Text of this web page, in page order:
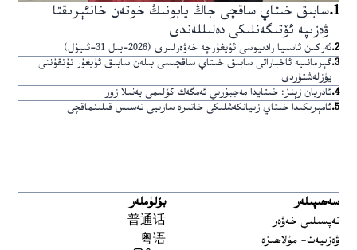
1
.سابىق خىتاي ساقچى جاڭ يابونىڭ خوتەن خانئېرىقتا
ۋەزىپە ئۆتىگەنلىكى دەلىللەندى
2
.ئەركىن ئاسىيا رادىيوسى ئۇيغۇرچە خەۋەرلىرى (2026-يىل 31-ئىيۇل)
3
.گېرمانىيە ئاخباراتى سابىق خىتاي ساقچىسى بىلەن سابىق ئۇيغۇر تۇتقۇننى
يۈزلەشتۈردى
4
.ئادريان زېنز: خىتايدا مەجبۇرىي ئەمگەك كۆلىمى يەنىلا زور
5
.ئامېرىكىدا خىتاي زىيانكەشلىكى خاتىرە سارىيى تەسىس قىلىنماقچى
سەھىپىلەر
تەپسىلىي خەۋەر
ۋەزىيەت- مۇلاھىزە
بۆلۈملەر
普通话
粤语